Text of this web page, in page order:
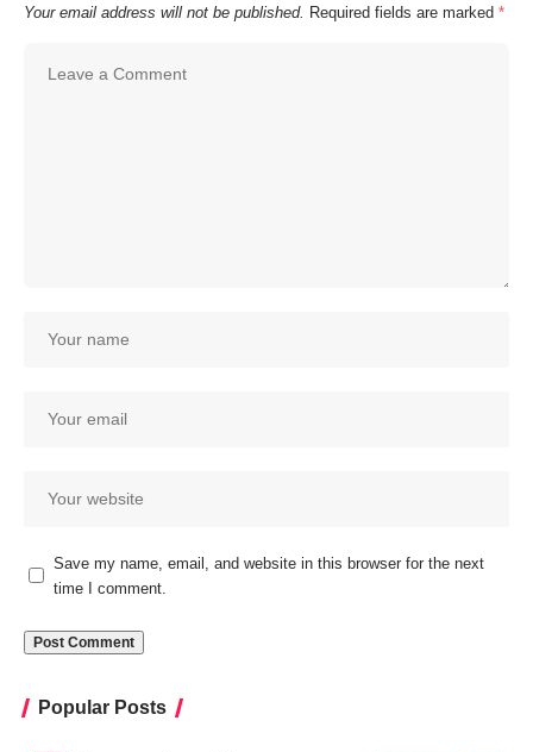
Your email address will not be published. Required fields are marked *
Save my name, email, and website in this browser for the next
time I comment.
Popular Posts